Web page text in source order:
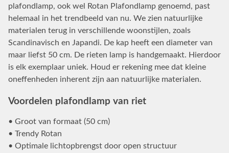
plafondlamp, ook wel Rotan Plafondlamp genoemd, past
helemaal in het trendbeeld van nu. We zien natuurlijke
materialen terug in verschillende woonstijlen, zoals
Scandinavisch en Japandi. De kap heeft een diameter van
maar liefst 50 cm. De rieten lamp is handgemaakt. Hierdoor
is elk exemplaar uniek. Houd er rekening mee dat kleine
oneffenheden inherent zijn aan natuurlijke materialen.
Voordelen plafondlamp van riet
• Groot van formaat (50 cm)
• Trendy Rotan
• Optimale lichtopbrengst door open structuur